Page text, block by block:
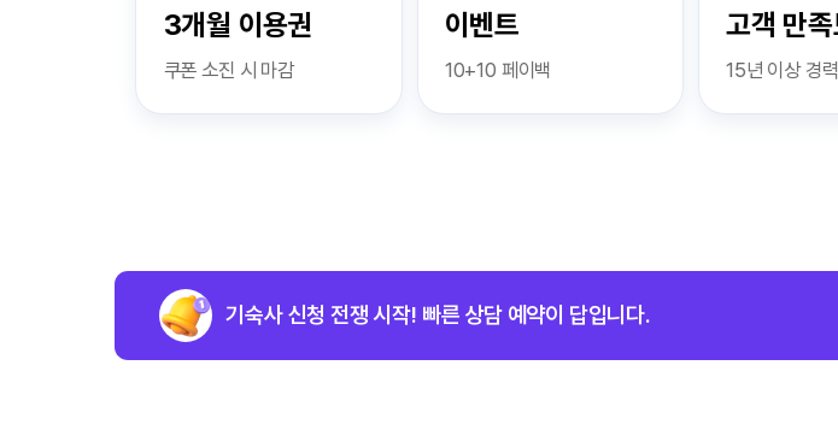
3개월 이용권
쿠폰 소진 시 마감
이벤트
10+10 페이백
고객 만족도
15년 이상 경력
기숙사 신청 전쟁 시작! 빠른 상담 예약이 답입니다.